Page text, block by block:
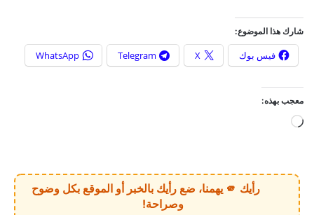
شارك هذا الموضوع:
فيس بوك X
Telegram
WhatsApp
معجب بهذه:
ي
رأيك 🫵 يهمنا، ضع رأيك بالخبر أو الموقع بكل وضوح
وصراحة!